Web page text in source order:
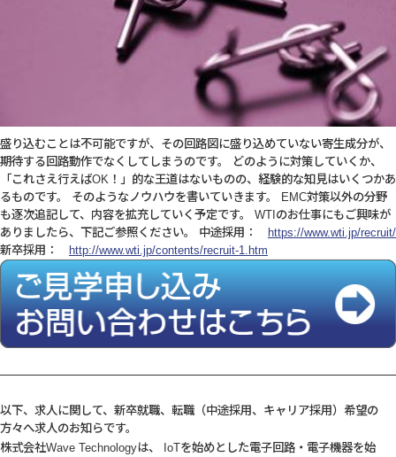
盛り込むことは不可能ですが、その回路図に盛り込めていない寄生成分が、
期待する回路動作でなくしてしまうのです。 どのように対策していくか、
「これさえ行えばOK！」的な王道はないものの、経験的な知見はいくつかあ
るものです。 そのようなノウハウを書いていきます。 EMC対策以外の分野
も逐次追記して、内容を拡充していく予定です。 WTIのお仕事にもご興味が
ありましたら、下記ご参照ください。 中途採用：
https://www.wti.jp/recruit/
新卒採用：
http://www.wti.jp/contents/recruit-1.htm
以下、求人に関して、新卒就職、転職（中途採用、キャリア採用）希望の
方々へ求人のお知らです。
株式会社Wave Technologyは、 IoTを始めとした電子回路・電子機器を始